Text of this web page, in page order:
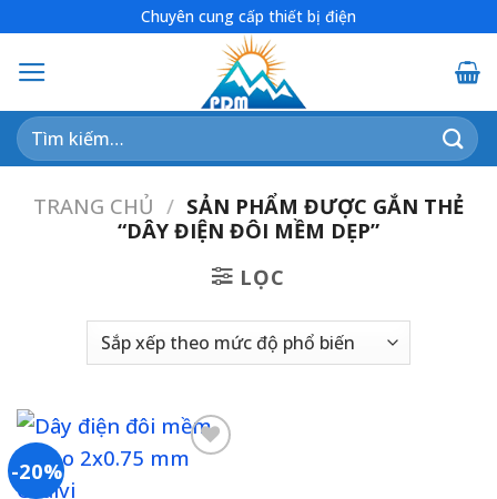
content
Chuyên cung cấp thiết bị điện
Tìm
kiếm:
TRANG CHỦ / SẢN PHẨM ĐƯỢC GẮN THẺ
“DÂY ĐIỆN ĐÔI MỀM DẸP”
LỌC
-20%